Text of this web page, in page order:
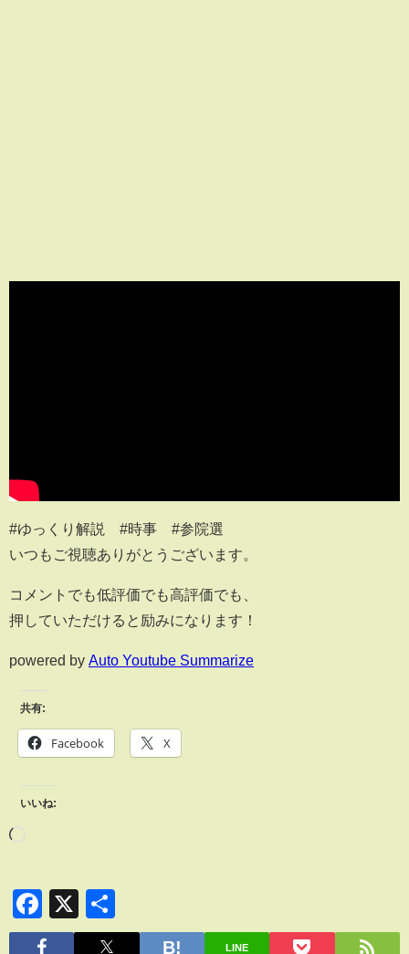
#ゆっくり解説 #時事 #参院選
いつもご視聴ありがとうございます。
コメントでも低評価でも高評価でも、
押していただけると励みになります！
powered by Auto Youtube Summarize
共有:
Facebook X
いいね:
Facebook
X
有
LINE